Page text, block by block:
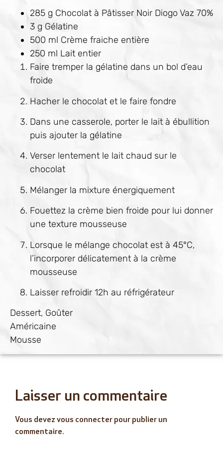
285 g Chocolat à Pâtisser Noir Diogo Vaz 70%
3 g Gélatine
500 ml Crème fraiche entière
250 ml Lait entier
Faire tremper la gélatine dans un bol d’eau
froide
Hacher le chocolat et le faire fondre
Dans une casserole, porter le lait à ébullition
puis ajouter la gélatine
Verser lentement le lait chaud sur le
chocolat
Mélanger la mixture énergiquement
Fouettez la crème bien froide pour lui donner
une texture mousseuse
Lorsque le mélange chocolat est à 45°C,
l’incorporer délicatement à la crème
mousseuse
Laisser refroidir 12h au réfrigérateur
Dessert, Goûter
Américaine
Mousse
Laisser un commentaire
Vous devez vous connecter pour publier un
commentaire.